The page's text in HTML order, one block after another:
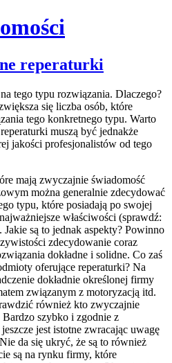
reperaturki
tego typu rozwiązania. Dlaczego?
się liczba osób, które
tego konkretnego typu. Warto
muszą być jednakże
jakości profesjonalistów od tego
mają zwyczajnie świadomość
można generalnie zdecydować
typu, które posiadają po swojej
właściwości (sprawdź:
Jakie są to jednak aspekty? Powinno
zdecydowanie coraz
dokładne i solidne. Co zaś
oferujące reperaturki? Na
dokładnie określonej firmy
związanym z motoryzacją itd.
również kto zwyczajnie
szybko i zgodnie z
jest istotne zwracając uwagę
da się ukryć, że są to również
są na rynku firmy, które